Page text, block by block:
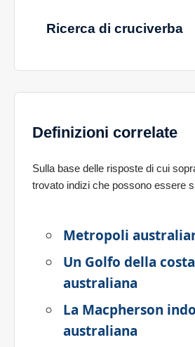
Ricerca di cruciverba
Definizioni correlate
Sulla base delle risposte di cui
trovato indizi che possono essere
Metropoli
Un Golfo della
australiana
La Macpherson
australiana